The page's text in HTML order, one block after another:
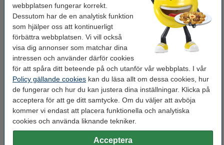
webbplatsen fungerar korrekt.
Dessutom har de en analytisk funktion
som hjälper oss att kontinuerligt
förbättra webbplatsen. Vi vill också
visa dig annonser som matchar dina
intressen och använder därför cookies
för att spåra ditt beteende på och utanför vår webbplats. I vår
Policy gällande cookies kan du läsa allt om dessa cookies, hur
de fungerar och hur du kan justera dina inställningar. Klicka på
acceptera för att ge ditt samtycke. Om du väljer att avböja
kommer vi endast att placera funktionella och analytiska
cookies och använda liknande tekniker.
Acceptera
Varumärket 123ink ersätter Brother TZe-
241+TZe-641+TZe-141 | svart text -
vit/transparent/gul märkband | 18mm x 8m | 3st
250 kr
Behöver du fler?
Varumärket 123ink ersätter Brother TZe-541 |
svart text - blå märkband | 18mm x 8m | 5st
600 kr
Vi råder er att beställa denna produkt istället för originalprodukten!